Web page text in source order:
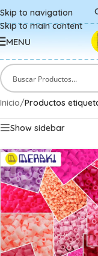
Skip to navigation
Skip to main content
MENU
Inicio/Productos
Show sidebar